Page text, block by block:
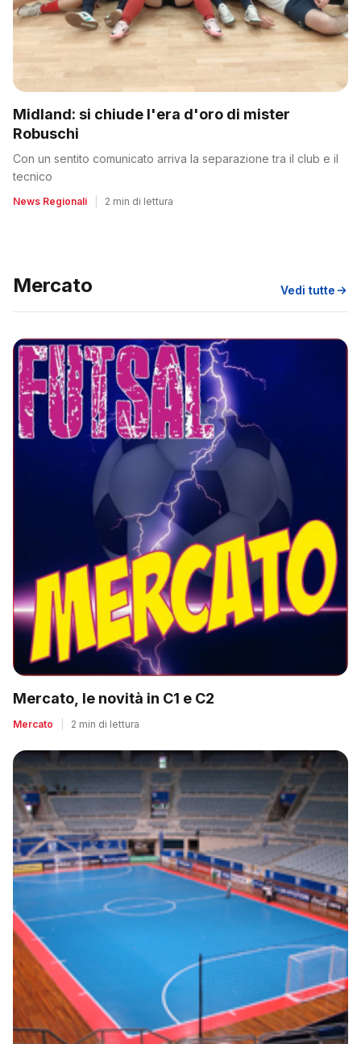
Midland: si chiude l'era d'oro di mister
Robuschi
Con un sentito comunicato arriva la separazione tra il club e il
tecnico
News Regionali 2 min di lettura
Mercato Vedi tutte
Mercato, le novità in C1 e C2
Mercato 2 min di lettura